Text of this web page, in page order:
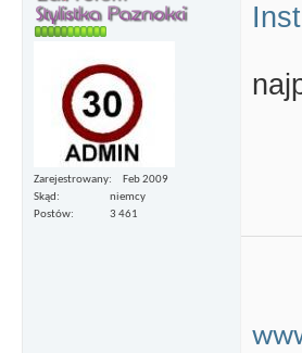
Zarejestrowany
Feb 2009
Skąd
niemcy
Postów
3 461